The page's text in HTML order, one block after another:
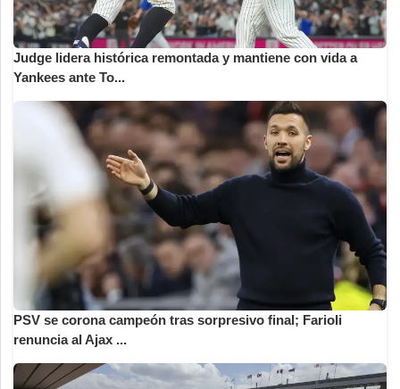
Judge lidera histórica remontada y mantiene con vida a
Yankees ante To...
PSV se corona campeón tras sorpresivo final; Farioli
renuncia al Ajax ...